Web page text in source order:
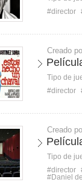
#director
Creado
Tipo de
#director
Creado
Tipo de
#director
#Daniel